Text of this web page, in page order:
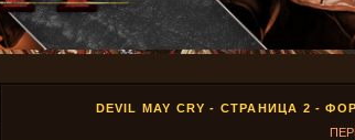
DEVIL MAY CRY - СТРАНИЦА 2 -